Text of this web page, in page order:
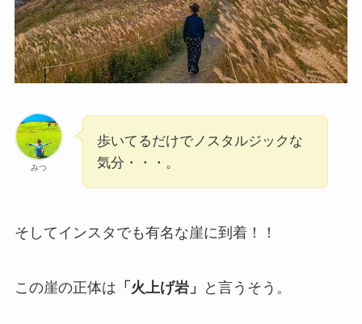
みつ
歩いてるだけでノスタルジックな
気分・・・。
そしてインスタでも有名な崖に到着！！
この崖の正体は 「火上げ岩」 と言うそう。